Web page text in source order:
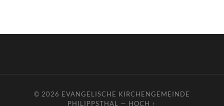
© 2026 EVANGELISCHE KIRCHENGEMEINDE
PHILIPPSTHAL — HOCH ↑